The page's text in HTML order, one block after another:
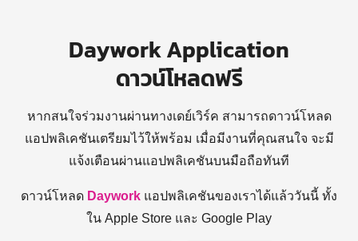
Daywork Application
ดาวน์โหลดฟรี
หากสนใจร่วมงานผ่านทางเดย์เวิร์ค สามารถดาวน์โหลด
แอปพลิเคชันเตรียมไว้ให้พร้อม เมื่อมีงานที่คุณสนใจ จะมี
แจ้งเตือนผ่านแอปพลิเคชันบนมือถือทันที
ดาวน์โหลด Daywork แอปพลิเคชันของเราได้แล้ววันนี้ ทั้ง
ใน Apple Store และ Google Play